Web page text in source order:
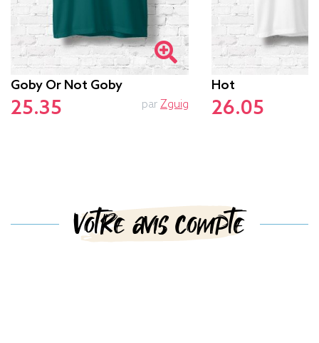
Goby Or Not Goby
25.35 par Zguig
Hot
26.05
Votre avis compte